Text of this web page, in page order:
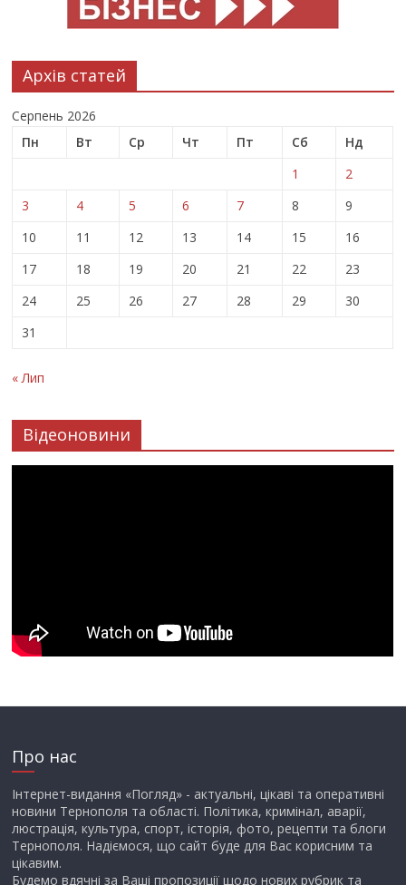
Архів статей
Серпень 2026
Пн
Вт Ср Чт Пт Сб
Нд
1
2
3
4 5 6 7 8
9
10
11 12 13 14 15
16
17
18 19 20 21 22
23
24
25 26 27 28 29
30
31
« Лип
Відеоновини
Про нас
Інтернет-видання «Погляд» - актуальні, цікаві та оперативні
новини Тернополя та області. Політика, кримінал, аварії,
люстрація, культура, спорт, історія, фото, рецепти та блоги
Тернополя. Надіємося, що сайт буде для Вас корисним та
цікавим.
Будемо вдячні за Ваші пропозиції щодо нових рубрик та